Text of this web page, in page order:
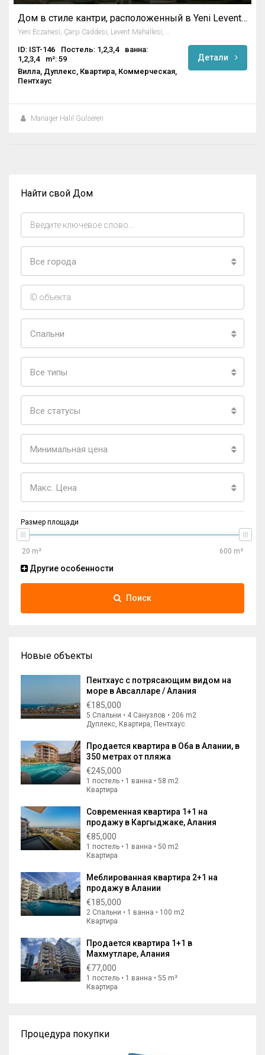
Дом в стиле кантри, расположенный в Yeni Levent, Стамбул
ID: IST-146 Постель: 1,2,3,4
ванна:
1,2,3,4
m²: 59
Вилла, Дуплекс, Квартира, Коммерческая,
Пентхаус
Детали
Manager Halil Gülseren
Найти свой Дом
Все города
Спальни
Все типы
Все статусы
Минимальная цена
Макс. Цена
Размер площади
Другие особенности
Поиск
Новые объекты
Пентхаус с потрясающим видом на
море в Авсалларе / Алания
€185,000
5 Спальни • 4 Санузлов • 206 m2
Дуплекс, Квартира, Пентхаус
Продается квартира в Оба в Алании, в
350 метрах от пляжа
€245,000
1 постель • 1 ванна • 58 m2
Квартира
Современная квартира 1+1 на
продажу в Каргыджаке, Алания
€85,000
1 постель • 1 ванна • 50 m2
Квартира
Меблированная квартира 2+1 на
продажу в Алании
€185,000
2 Спальни • 1 ванна • 100 m2
Квартира
Продается квартира 1+1 в
Махмутларе, Алания
€77,000
1 постель • 1 ванна • 55 m²
Квартира
Процедура покупки